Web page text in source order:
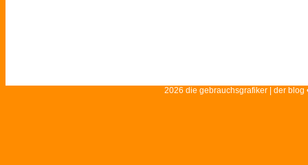
2026 die gebrauchsgrafiker | der blog